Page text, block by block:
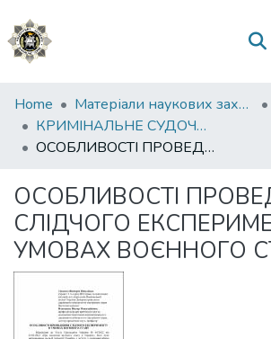
Communities
&
Collections
Statistics
Home Матеріали наукових заходів
КРИМІНАЛЬНЕ СУДОЧИНСТВО: СУЧАСНИЙ СТАН ТА ПЕРСПЕКТИВИ РОЗВИТКУ
ОСОБЛИВОСТІ ПРОВЕДЕННЯ СЛІДЧОГО ЕКСПЕРИМЕНТУ В УМОВАХ ВОЄННОГО СТАНУ
ОСОБЛИВОСТІ
СЛІДЧОГО
УМОВАХ ВОЄННОГО